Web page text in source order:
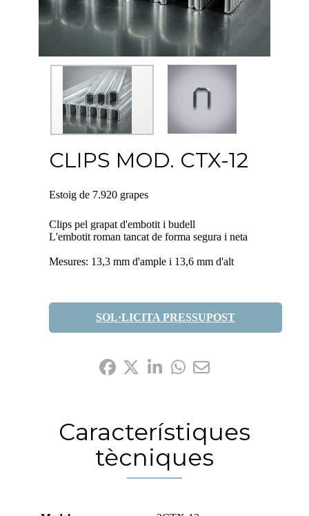
CLIPS MOD. CTX-12
Estoig de 7.920 grapes
Clips pel grapat d'embotit i budell
L'embotit roman tancat de forma segura i neta
Mesures: 13,3 mm d'ample i 13,6 mm d'alt
SOL·LICITA PRESSUPOST
Característiques
tècniques